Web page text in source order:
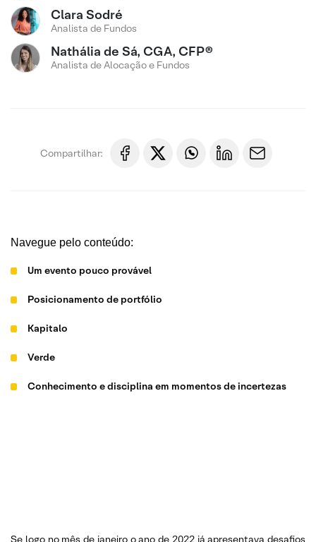
Clara Sodré
Analista de Fundos
Nathália de Sá, CGA, CFP®
Analista de Alocação e Fundos
Compartilhar:
Navegue pelo conteúdo:
Um evento pouco provável
Posicionamento de portfólio
Kapitalo
Verde
Conhecimento e disciplina em momentos de incertezas
Se logo no mês de janeiro o ano de 2022 já apresentava desafios